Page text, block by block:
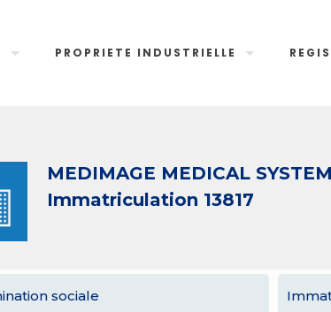
PROPRIETE INDUSTRIELLE
MEDIMAGE MEDICAL
Immatriculation 13817
sociale